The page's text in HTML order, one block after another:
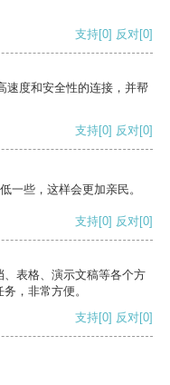
支持[0] 反对[0]
速度和安全性的连接，并帮
支持[0] 反对[0]
一些，这样会更加亲民。
支持[0] 反对[0]
表格、演示文稿等各个方
，非常方便。
支持[0] 反对[0]